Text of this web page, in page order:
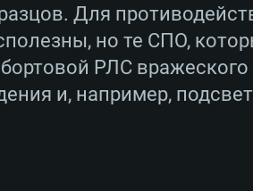
Для
но те СПО,
РЛС вражеского
и, например,